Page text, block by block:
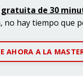
de 30
no hay tiempo que
AHORA A LA